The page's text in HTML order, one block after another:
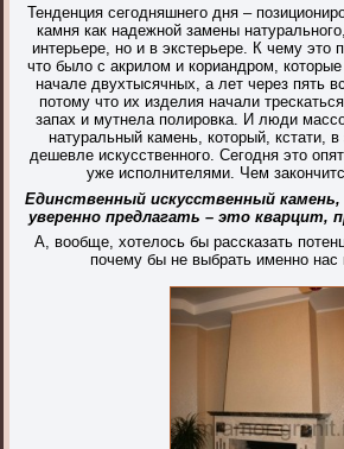
Тенденция сегодняшнего дня –
камня как надежной замены
интерьере, но и в экстерьере. К чему это
что было с акрилом и кориандром,
начале двухтысячных, а лет через пять
потому что их изделия начали
запах и мутнела полировка. И люди
натуральный камень, который, кстати, в
дешевле искусственного. Сегодня это
уже исполнителями. Чем
Единственный искусственный
уверенно предлагать – это кварцит,
А, вообще, хотелось бы рассказать
почему бы не выбрать именно нас